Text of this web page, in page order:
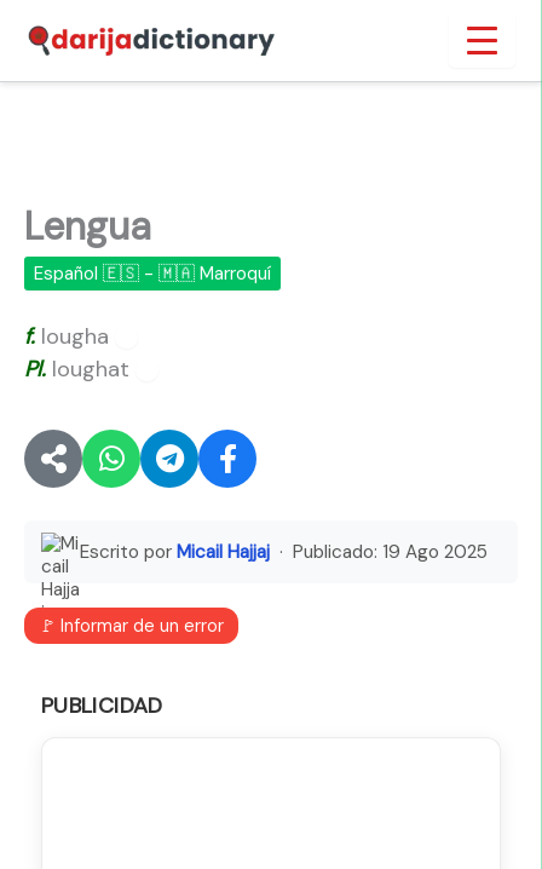
contenido
Lengua
Español 🇪🇸 - 🇲🇦 Marroquí
f.lougha
Pl. loughat
Escrito por Micail Hajjaj · Publicado: 19 Ago 2025
🚩 Informar de un error
PUBLICIDAD